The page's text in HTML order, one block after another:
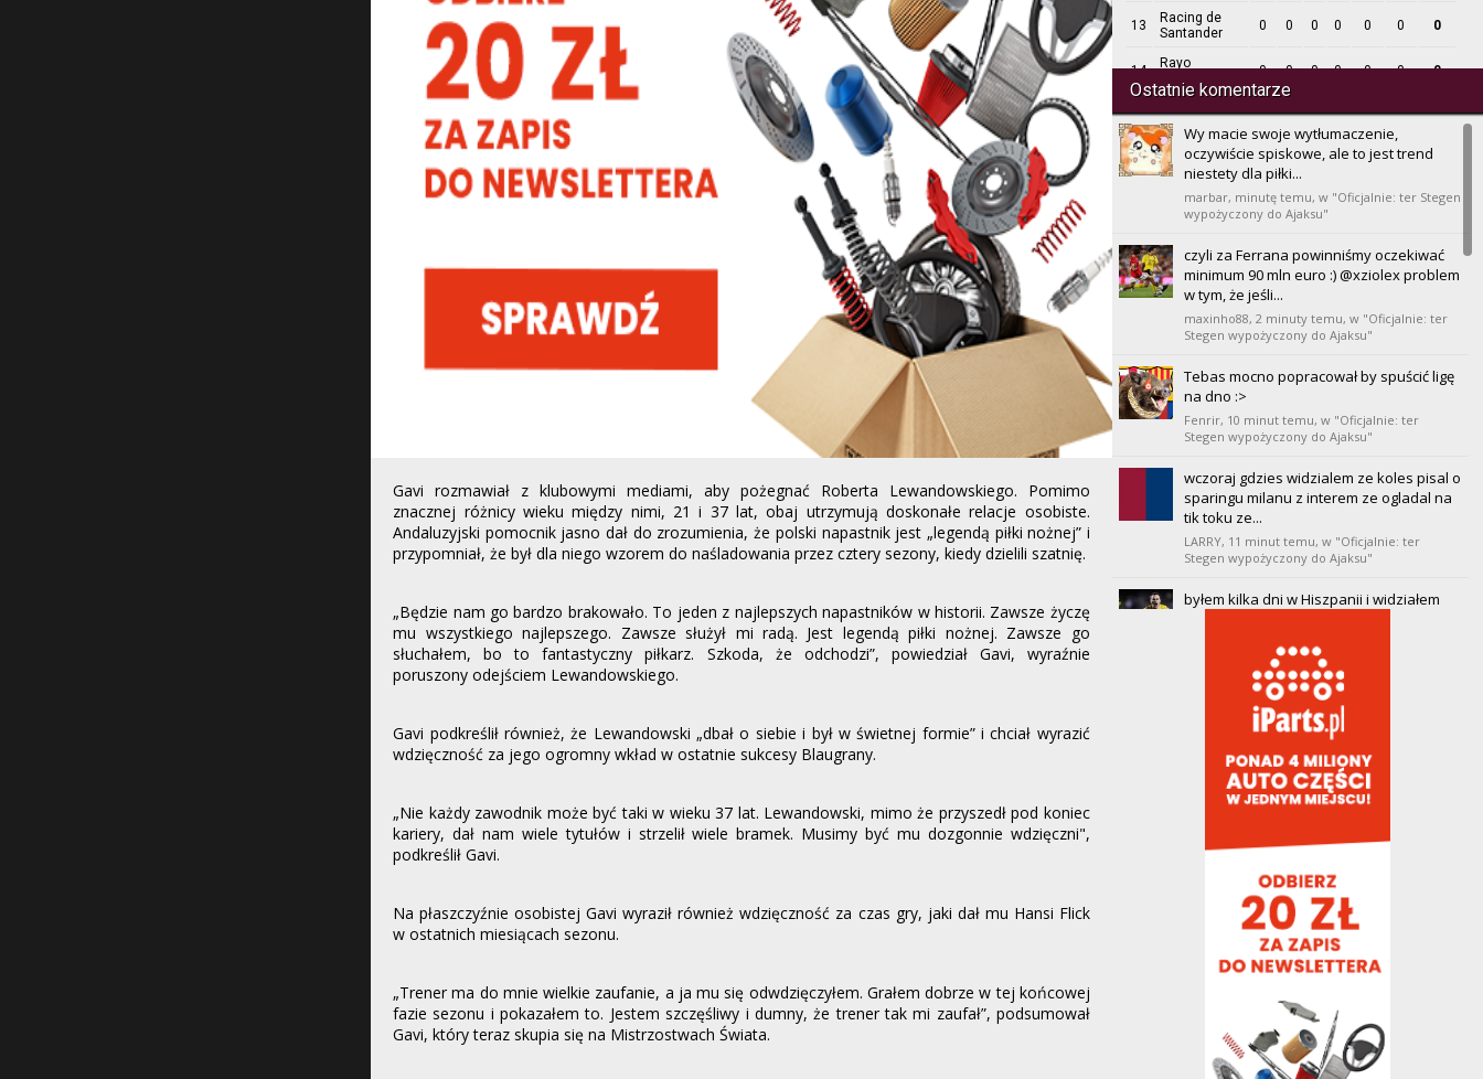
Gavi rozmawiał z klubowymi mediami, aby pożegnać Roberta Lewandowskiego. Pomimo
znacznej różnicy wieku między nimi, 21 i 37 lat, obaj utrzymują doskonałe relacje osobiste.
Andaluzyjski pomocnik jasno dał do zrozumienia, że ​​polski napastnik jest „legendą piłki nożnej” i
przypomniał, że był dla niego wzorem do naśladowania przez cztery sezony, kiedy dzielili szatnię.
„Będzie nam go bardzo brakowało. To jeden z najlepszych napastników w historii. Zawsze życzę
mu wszystkiego najlepszego. Zawsze służył mi radą. Jest legendą piłki nożnej. Zawsze go
słuchałem, bo to fantastyczny piłkarz. Szkoda, że ​​odchodzi”, powiedział Gavi, wyraźnie
poruszony odejściem Lewandowskiego.
Gavi podkreślił również, że Lewandowski „dbał o siebie i był w świetnej formie” i chciał wyrazić
wdzięczność za jego ogromny wkład w ostatnie sukcesy Blaugrany.
„Nie każdy zawodnik może być taki w wieku 37 lat. Lewandowski, mimo że przyszedł pod koniec
kariery, dał nam wiele tytułów i strzelił wiele bramek. Musimy być mu dozgonnie wdzięczni",
podkreślił Gavi.
Na płaszczyźnie osobistej Gavi wyraził również wdzięczność za czas gry, jaki dał mu Hansi Flick
w ostatnich miesiącach sezonu.
„Trener ma do mnie wielkie zaufanie, a ja mu się odwdzięczyłem. Grałem dobrze w tej końcowej
fazie sezonu i pokazałem to. Jestem szczęśliwy i dumny, że trener tak mi zaufał”, podsumował
Gavi, który teraz skupia się na Mistrzostwach Świata.
13
Racing de
Santander
0 0 0 0 0 0 0
14
Rayo
0 0 0 0 0 0 0
16
Real Madrid 0 0 0 0 0 0
17
Real
Sociedad
0 0
Sevilla 0 0 0
19
Valencia
20
Villarreal 0 0 0 0 0 0 0
Ostatnie komentarze
Wy macie swoje wytłumaczenie,
oczywiście spiskowe, ale to jest trend
niestety dla piłki...
marbar, minutę temu, w "Oficjalnie: ter Stegen
wypożyczony do Ajaksu"
czyli za Ferrana powinniśmy oczekiwać
minimum 90 mln euro :) @xziolex problem
w tym, że jeśli...
maxinho88, 2 minuty temu, w "Oficjalnie: ter
Stegen wypożyczony do Ajaksu"
Tebas mocno popracował by spuścić ligę
na dno :>
Fenrir, 10 minut temu, w "Oficjalnie: ter
Stegen wypożyczony do Ajaksu"
wczoraj gdzies widzialem ze koles pisal o
sparingu milanu z interem ze ogladal na
tik toku ze...
LARRY, 11 minut temu, w "Oficjalnie: ter
Stegen wypożyczony do Ajaksu"
byłem kilka dni w Hiszpanii i widziałem
11 minut temu
Stegen wypożyczony do Ajaksu"
U mnie wczoraj było 38. Dlatego
napisałem, że kapkę za gorąco, ale takie
dziejsze 33-34 tym...
Tomasinho,12 minut temu, w "Polityczne
spory i zawiłości"
Sytuacja z „9” robi się tragiczna, z jednej
15 minut temu, w "Oficjalnie: ter
Stegen wypożyczony do Ajaksu"
La Liga skończyłaby podobnie gdyby
spełniło się tutejsze marzenie czyli
16 minut temu
, w "Oficjalnie: ter
Stegen wypożyczony do Ajaksu"
Neo-rojalizm na pełnej